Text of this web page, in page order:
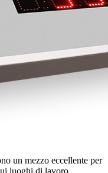
un mezzo eccellente per
luoghi di lavoro.